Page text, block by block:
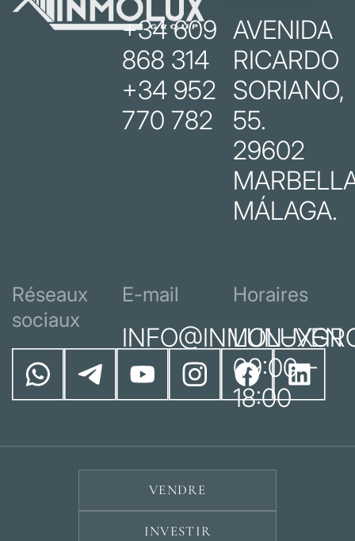
+34 609
868 314
+34 952
770 782
AVENIDA
RICARDO
SORIANO,
55.
29602
MÁLAGA.
Réseaux
sociaux
E-mail Horaires
LUN–VEN
09:00 –
18:00
VENDRE
INVESTIR